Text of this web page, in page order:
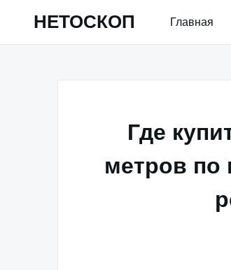
НЕТОСКОП Главная
Где
метров по